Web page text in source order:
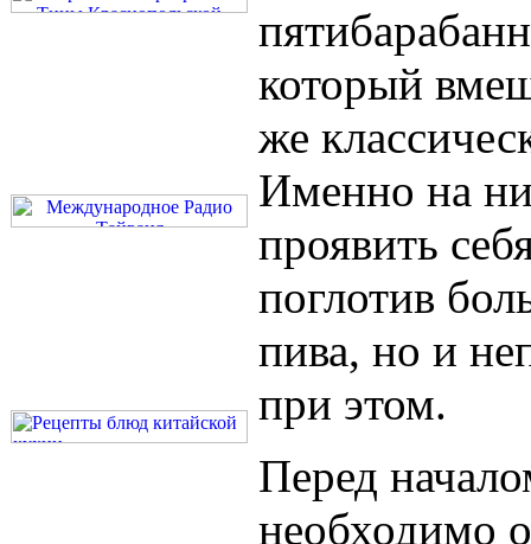
который
же
Именно на
проявить
поглотив
пива, но и
при этом.
Перед
необходимо